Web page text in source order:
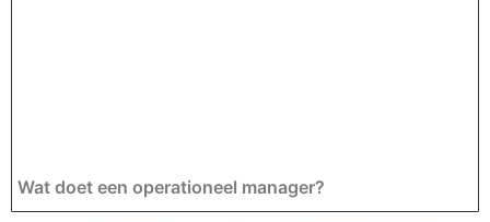
Wat doet een operationeel manager?